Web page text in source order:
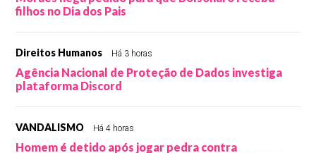
filhos no Dia dos Pais
Direitos Humanos Há 3 horas
Agência Nacional de Proteção de Dados investiga
plataforma Discord
VANDALISMO Há 4 horas
Homem é detido após jogar pedra contra